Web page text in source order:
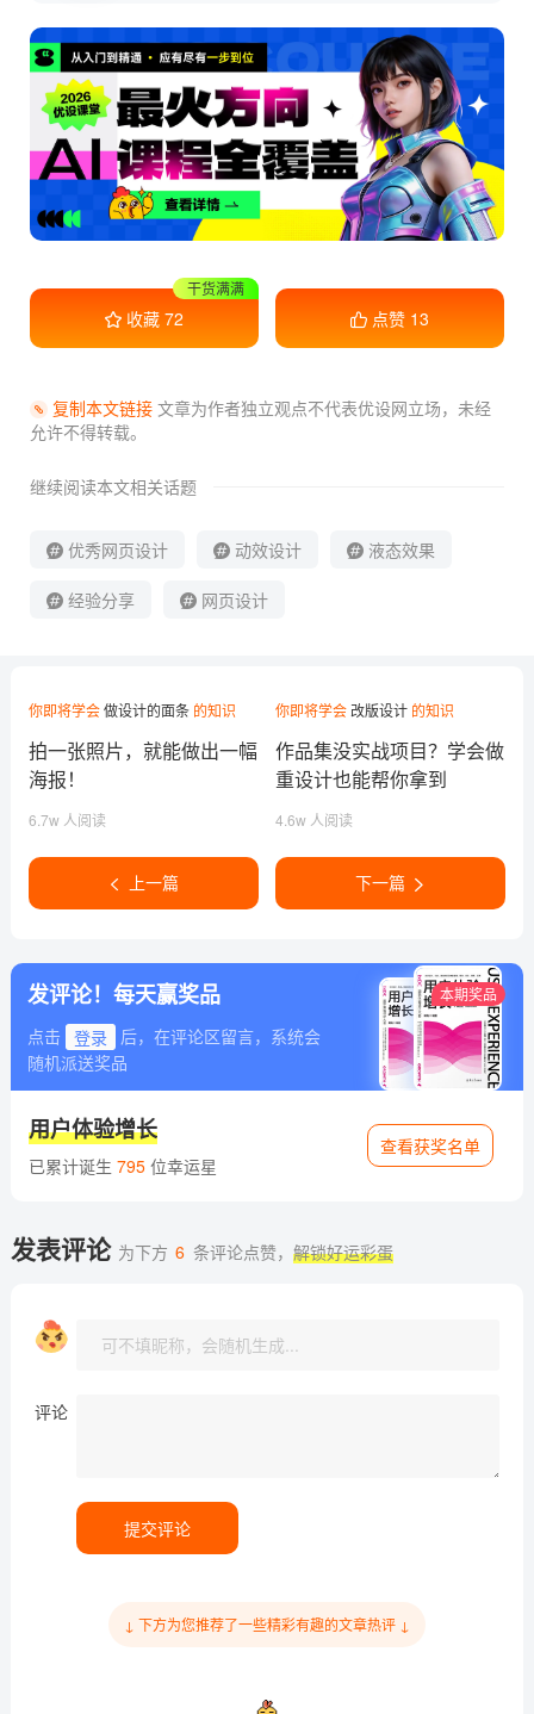
收藏 72
收藏学习
点赞 13
复制本文链接文章为作者独立观点不代表优设网立场， 未经
允许不得转载。
继续阅读本文相关话题
优秀网页设计 动效设计 液态效果
经验分享 网页设计
你即将学会做设计的面条的知识
拍一张照片，就能做出一幅
海报！
6.7w 人阅读
上一篇
你即将学会 改版设计 的知识
作品集没实战项目？学会做
重设计也能帮你拿到
Offer！
4.6w 人阅读
下一篇
发评论！每天赢奖品
点击 登录
后，在评论区留言，系统会
随机派送奖品
本期奖品
用户体验增长
已累计诞生 795位幸运星
查看获奖名单
发表评论 为下方 6 条评论点赞，解锁好运彩蛋
评论
提交评论
↓ 下方为您推荐了一些精彩有趣的文章热评 ↓